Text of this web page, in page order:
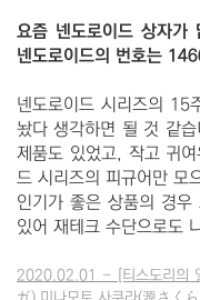
요즘 넨도로이드 상자가
넨도로이드의 번호는
넨도로이드 시리즈의 15
놨다 생각하면 될 것 같
제품도 있었고, 작고 귀여
드 시리즈의 피규어만 모
인기가 좋은 상품의 경
있어 재테크 수단으로도
2020.02.01 - [티스도리의